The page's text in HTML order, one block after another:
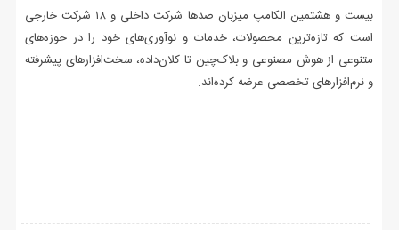
بیست و هشتمین الکامپ میزبان صدها شرکت داخلی و ۱۸ شرکت خارجی
است که تازه‌ترین محصولات، خدمات و نوآوری‌های خود را در حوزه‌های
متنوعی از هوش مصنوعی و بلاک‌چین تا کلان‌داده، سخت‌افزارهای پیشرفته
و نرم‌افزارهای تخصصی عرضه کرده‌اند.